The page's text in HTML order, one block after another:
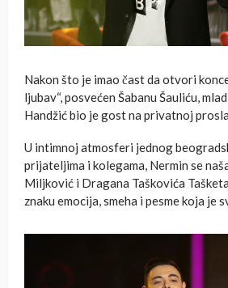
Nakon što je imao čast da otvori
ljubav“, posvećen Šabanu Šauliću,
Handžić bio je gost na privatnoj
U intimnoj atmosferi jednog
prijateljima i kolegama, Nermin se
Miljković i Dragana Taškovića
znaku emocija, smeha i pesme koja je